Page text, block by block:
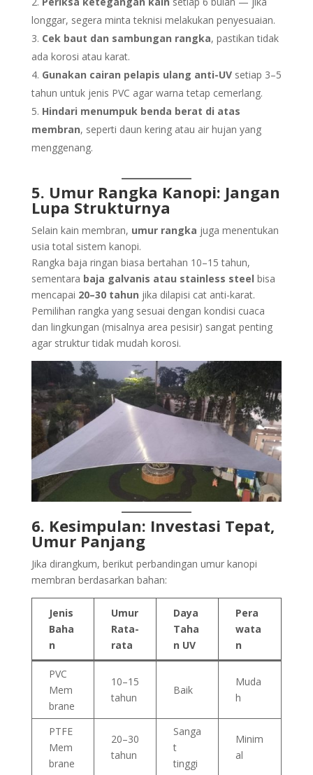
longgar, segera minta teknisi melakukan penyesuaian.
Cek baut dan sambungan rangka, pastikan tidak
ada korosi atau karat.
Gunakan cairan pelapis ulang anti-UVsetiap 3–5
tahun untuk jenis PVC agar warna tetap cemerlang.
Hindari menumpuk benda berat di atas
membran, seperti daun kering atau air hujan yang
menggenang.
5. Umur Rangka Kanopi: Jangan
Lupa Strukturnya
Selain kain membran, umur rangka juga menentukan
usia total sistem kanopi.
Rangka baja ringan biasa bertahan 10–15 tahun,
sementara baja galvanis atau stainless steel bisa
mencapai 20–30 tahun jika dilapisi cat anti-karat.
Pemilihan rangka yang sesuai dengan kondisi cuaca
dan lingkungan (misalnya area pesisir) sangat penting
agar struktur tidak mudah korosi.
6. Kesimpulan: Investasi Tepat,
Umur Panjang
Jika dirangkum, berikut perbandingan umur kanopi
membran berdasarkan bahan:
Jenis
Baha
n
Umur
Rata-
rata
Daya
Taha
n UV
Pera
wata
n
PVC
Mem
brane
10–15
tahun
Baik
Muda
h
PTFE
Mem
brane
20–30
tahun
Sanga
t
tinggi
Minim
al